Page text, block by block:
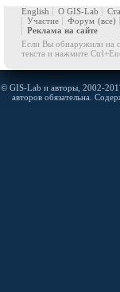
English О GIS-Lab
Участие
Форум (все)
Реклама на сайте
Если Вы обнаружили на
текста и нажмите
© GIS-Lab и авторы, 2002-
авторов обязательна.